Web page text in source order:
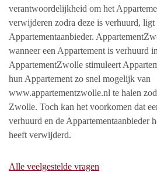
verantwoordelijkheid om het
verwijderen zodra deze is verhuurd, ligt
Appartementaanbieder.
wanneer een Appartement is verhuurd
AppartementZwolle stimuleert
hun Appartement zo snel mogelijk van
www.appartementzwolle.nl te halen
Zwolle. Toch kan het voorkomen dat
verhuurd en de Appartementaanbieder
heeft verwijderd.
Alle veelgestelde vragen